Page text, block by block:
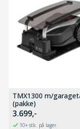
TMX1300 m/
(pakke)
3.699,-
10+ stk. på lager.